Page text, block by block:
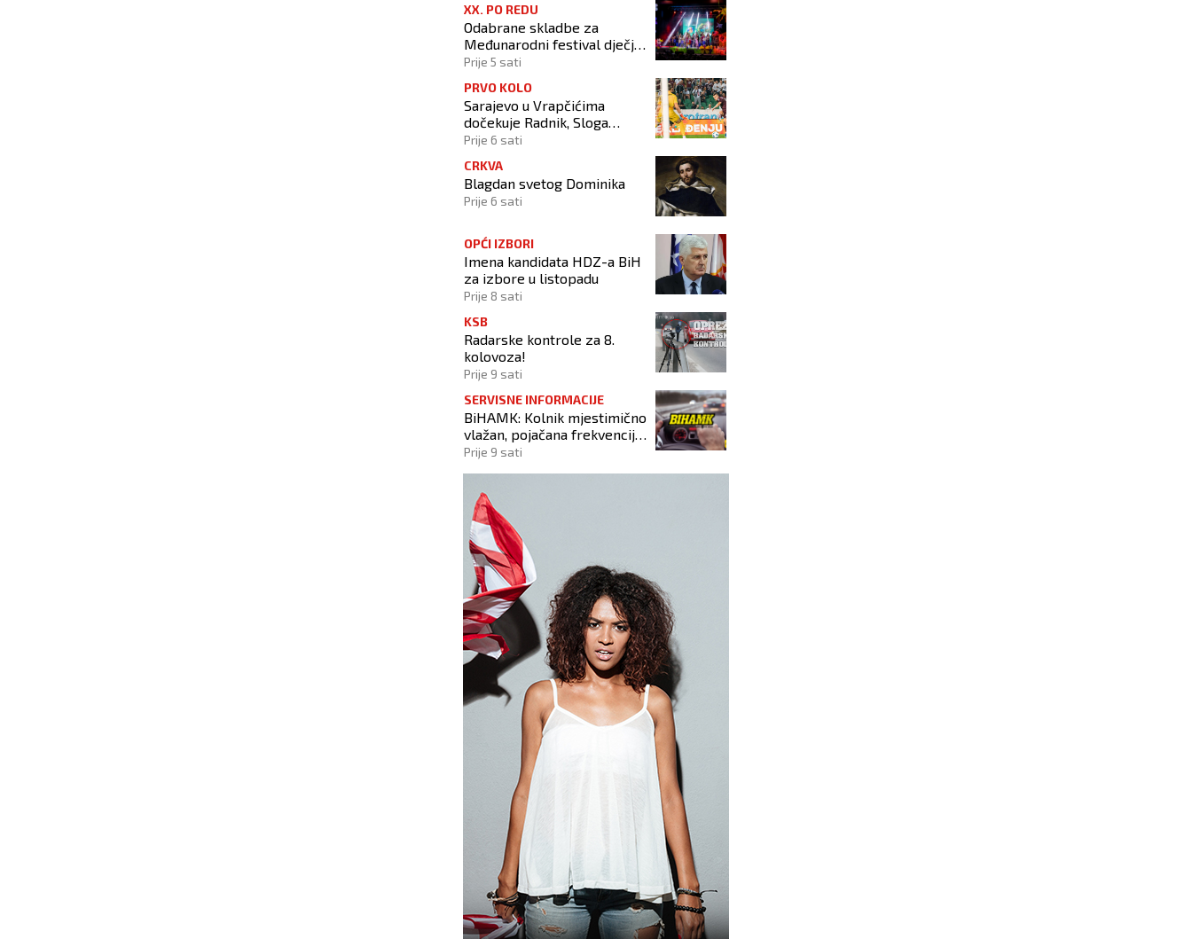
XX. PO REDU
Odabrane skladbe za
Međunarodni festival dječje
glazbe "Dok Teče Lašva"
Prije 5 sati
PRVO KOLO
Sarajevo u Vrapčićima
dočekuje Radnik, Sloga
gostuje u Širokom Brijegu
Prije 6 sati
CRKVA
Blagdan svetog Dominika
Prije 6 sati
OPĆI IZBORI
Imena kandidata HDZ-a BiH
za izbore u listopadu
Prije 8 sati
KSB
Radarske kontrole za 8.
kolovoza!
Prije 9 sati
SERVISNE INFORMACIJE
BiHAMK: Kolnik mjestimično
vlažan, pojačana frekvencija
prometa!
Prije 9 sati